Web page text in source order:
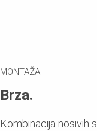
MONTAŽA
Brza.
Kombinacija nosivih